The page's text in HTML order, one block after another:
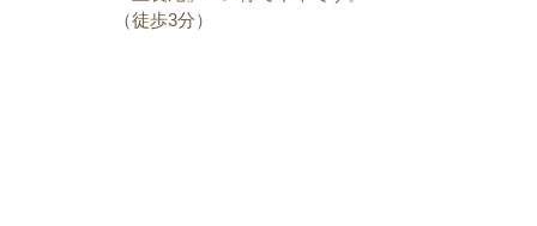
（徒歩3分）